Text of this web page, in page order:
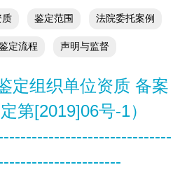
质 鉴定范围 法院委托案例
定流程 声明与监督
定组织单位资质 备案
第[2019]06号-1）
---
------------